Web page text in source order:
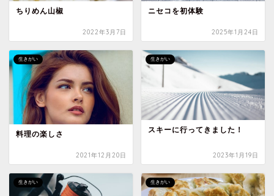
ちりめん山椒
2022年3月7日
ニセコを初体験
2025年1月24日
生きがい
料理の楽しさ
2021年12月20日
生きがい
スキーに行ってきました！
2023年1月19日
生きがい 生きがい